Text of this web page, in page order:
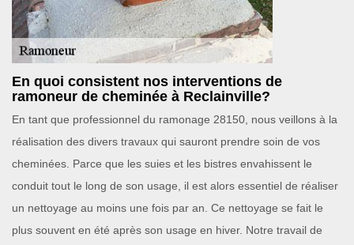
En quoi consistent nos interventions de
ramoneur de cheminée à Reclainville?
En tant que professionnel du ramonage 28150, nous veillons à la
réalisation des divers travaux qui sauront prendre soin de vos
cheminées. Parce que les suies et les bistres envahissent le
conduit tout le long de son usage, il est alors essentiel de réaliser
un nettoyage au moins une fois par an. Ce nettoyage se fait le
plus souvent en été après son usage en hiver. Notre travail de